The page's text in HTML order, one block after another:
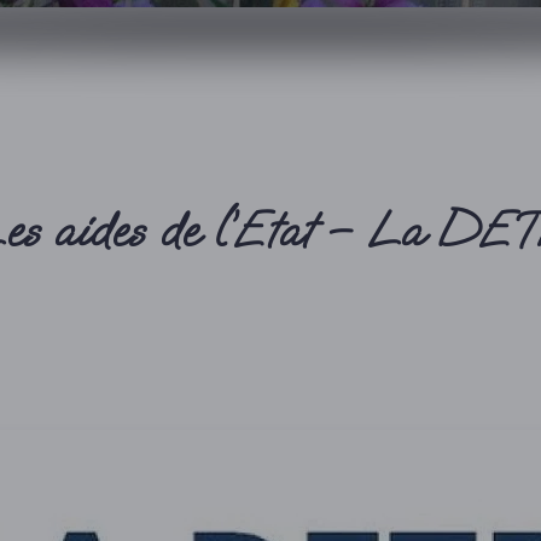
aides de l’Etat – La